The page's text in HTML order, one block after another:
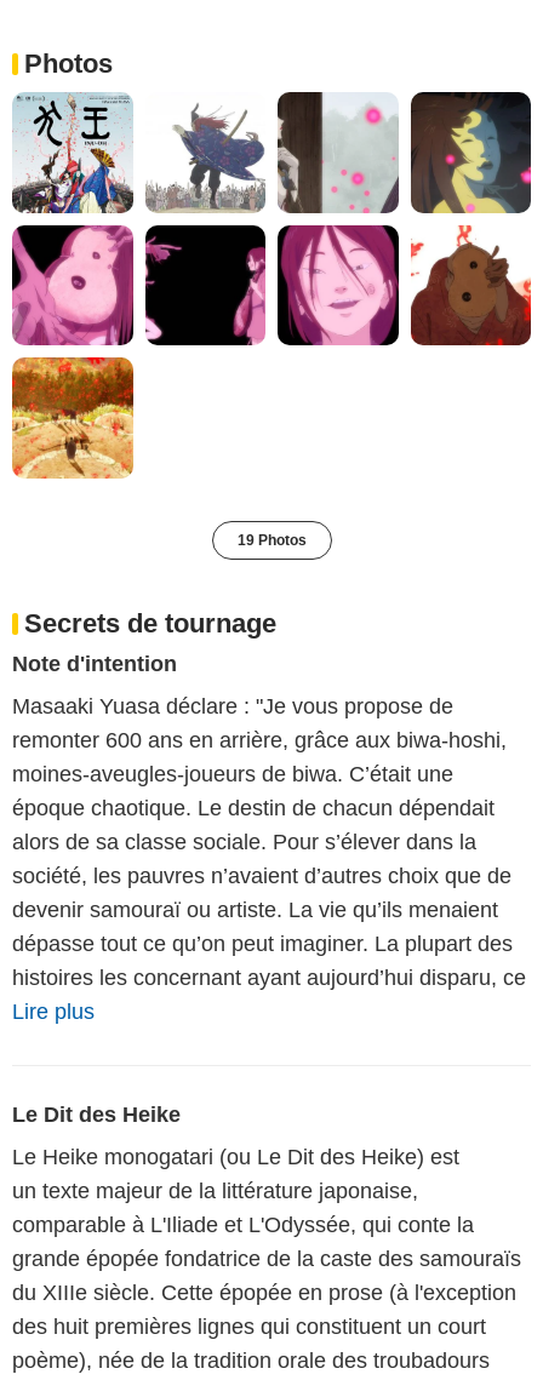
Photos
19 Photos
Secrets de tournage
Note d'intention
Masaaki Yuasa déclare : "Je vous propose de
remonter 600 ans en arrière, grâce aux biwa-hoshi,
moines-aveugles-joueurs de biwa. C’était une
époque chaotique. Le destin de chacun dépendait
alors de sa classe sociale. Pour s’élever dans la
société, les pauvres n’avaient d’autres choix que de
devenir samouraï ou artiste. La vie qu’ils menaient
dépasse tout ce qu’on peut imaginer. La plupart des
histoires les concernant ayant aujourd’hui disparu, ce
Lire plus
Le Dit des Heike
Le Heike monogatari (ou Le Dit des Heike) est
un texte majeur de la littérature japonaise,
comparable à L'Iliade et L'Odyssée, qui conte la
grande épopée fondatrice de la caste des samouraïs
du XIIIe siècle. Cette épopée en prose (à l'exception
des huit premières lignes qui constituent un court
poème), née de la tradition orale des troubadours